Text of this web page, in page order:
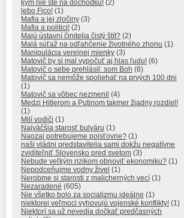
kým nie ste na dôchodku! (2)
lebo Fico! (1)
Mafia a jej zločiny (3)
Mafia a politici! (2)
Majú ústavní činitelia čistý štít? (2)
Malá súťaž na odľahčenie životného zhonu (1)
Manipulácia verejnej mienky (3)
Matovič by si mal vypočuť aj hlas ľudu! (6)
Matovič o sebe prehlásil: som Boh (8)
Matovič sa nemôže spoliehať na prvých 100 dni
(1)
Matovič sa vôbec nezmenil (4)
Medzi Hitlerom a Putinom takmer žiadny rozdiel!
(1)
Milí vodiči (1)
Najväčšia starosť bulváru (1)
Naozaj potrebujeme poisťovne? (1)
naši vládni predstavitelia sami dokžu negatívne
zviditeľniť Slovensko pred svetom (3)
Nebude veľkým rizikom obnoviť ekonomiku? (1)
Nepodceňujme vodny živel (1)
Nerobme si starosti z malicherných vecí (1)
Nezaradené (605)
Nie všetko bolo za socializmu ideálne (1)
niektorej veľmoci vyhovujú vojenské konflikty! (1)
Niektorí sa už nevedia dočkať predčasných